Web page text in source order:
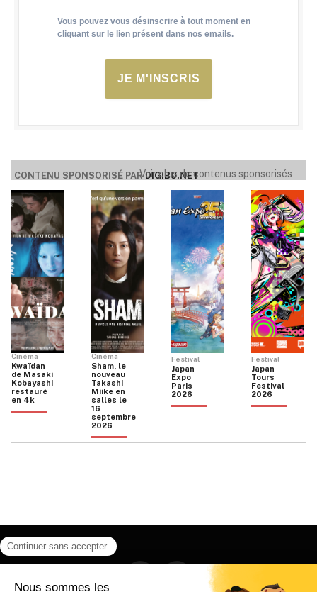
Vous pouvez vous désinscrire à tout moment en
cliquant sur le lien présent dans nos emails.
JE M'INSCRIS
CONTENU SPONSORISÉ PARDIGIBU.NET
Voir plus de contenus sponsorisés
Cinéma
Kwaïdan
de Masaki
Kobayashi
restauré
en 4k
Cinéma
Sham, le
nouveau
Takashi
Miike en
salles le
16
septembre
2026
Festival
Japan
Expo
Paris
2026
Festival
Japan
Tours
Festival
2026
Instagram